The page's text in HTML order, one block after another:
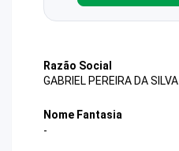
Razão Social
GABRIEL PEREIRA DA SILVA
Nome Fantasia
-